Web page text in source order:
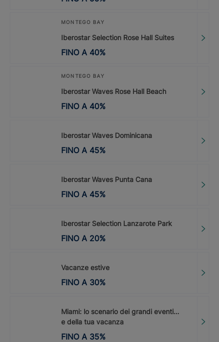
MONTEGO BAY
Iberostar Selection Rose Hall Suites
FINO A 40%
MONTEGO BAY
Iberostar Waves Rose Hall Beach
FINO A 40%
Iberostar Waves Dominicana
FINO A 45%
Iberostar Waves Punta Cana
FINO A 45%
Iberostar Selection Lanzarote Park
FINO A 20%
Vacanze estive
FINO A 30%
Miami: lo scenario dei grandi eventi…
e della tua vacanza
FINO A 35%